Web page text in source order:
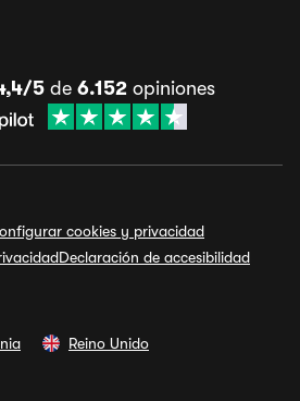
5 de 6.152 opiniones
cookies y privacidad
Declaración de accesibilidad
Reino Unido